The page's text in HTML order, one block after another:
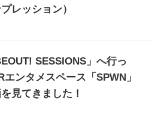
プレッション）
SESSIONS」へ行っ
エンタメスペース「SPWN」
見てきました！